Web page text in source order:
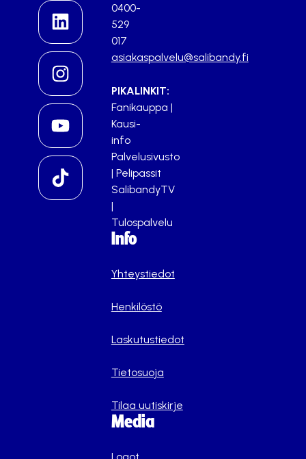
0400-
529
017
asiakaspalvelu@salibandy.fi
PIKALINKIT:
Fanikauppa |
Kausi-
info
Palvelusivusto
| Pelipassit
SalibandyTV
|
Tulospalvelu
Info
Yhteystiedot
Henkilöstö
Laskutustiedot
Tietosuoja
Tilaa uutiskirje
Media
Logot